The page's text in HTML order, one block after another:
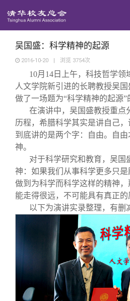
西南联大校友会
义工计划
新媒体平台
青春风采
校友文苑
校友讲坛
校友视界
校友服务
终身学习
信息化服务
三创大赛
实用信息
校友总会
总会简介
会长致辞
总会章程
关闭
吴国盛：科学精神的起源
2016-10-20 | 浏览 3754次
10月14日上午，科技哲学领
人文学院新引进的长聘教授吴
做了一场题为“科学精神的起源”
在演讲中，吴国盛教授重点
历程，希腊科学其实是讲自己
到底讲的是两个字：自由。自
神。
对于科学研究和教育，吴国
神：如果我们从事科学更多只
做到为科学而科学这样的精神
能走得很远，不可能具有真正的
以下为演讲实录整理，有删